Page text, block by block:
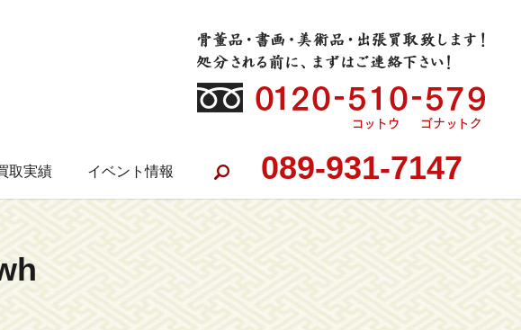
089-931-7147
取実績 イベント情報 search